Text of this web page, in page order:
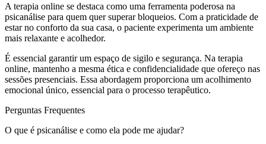
A terapia online se destaca como uma ferramenta poderosa na
psicanálise para quem quer superar bloqueios. Com a praticidade de
estar no conforto da sua casa, o paciente experimenta um ambiente
mais relaxante e acolhedor.
É essencial garantir um espaço de sigilo e segurança. Na terapia
online, mantenho a mesma ética e confidencialidade que ofereço nas
sessões presenciais. Essa abordagem proporciona um acolhimento
emocional único, essencial para o processo terapêutico.
Perguntas Frequentes
O que é psicanálise e como ela pode me ajudar?